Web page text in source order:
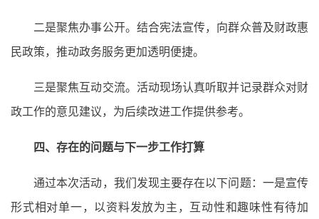
二是聚焦办事公开。结合宪法宣传，向群众普及财政惠
民政策，推动政务服务更加透明便捷。
三是聚焦互动交流。活动现场认真听取并记录群众对财
政工作的意见建议，为后续改进工作提供参考。
四、存在的问题与下一步工作打算
通过本次活动，我们发现主要存在以下问题：一是宣传
形式相对单一，以资料发放为主，互动性和趣味性有待加